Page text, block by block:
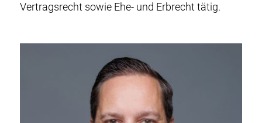
Vertragsrecht sowie Ehe- und Erbrecht tätig.